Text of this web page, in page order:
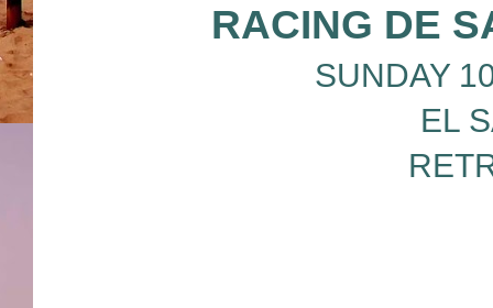
RACING DE
SUNDAY
EL